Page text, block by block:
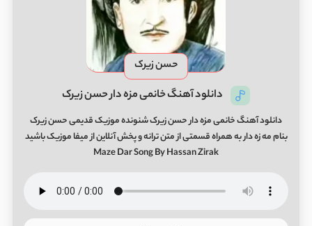
حسن زیرک
دانلود آهنگ خانمی مزه دار حسن زیرک
دانلود آهنگ خانمی مزه دار حسن زیرک شنونده موزیک قدیمی حسن زیرک
بنام مه زه دار به همراه قسمتی از متن ترانه و پخش آنلاین از میفا موزیک باشید
Maze Dar Song By Hassan Zirak